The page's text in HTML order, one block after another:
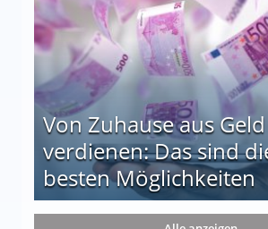
Von Zuhause aus Geld
verdienen: Das sind
besten Möglichkeiten
die 15 besten Möglichkeiten